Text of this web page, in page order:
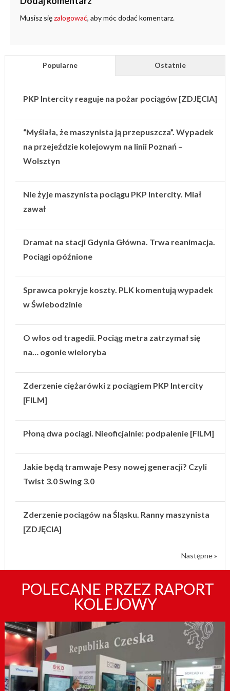
Musisz sięzalogować, aby móc dodać komentarz.
Popularne Ostatnie
PKP Intercity reaguje na pożar pociągów [ZDJĘCIA]
“Myślała, że maszynista ją przepuszcza”. Wypadek
na przejeździe kolejowym na linii Poznań –
Wolsztyn
Nie żyje maszynista pociągu PKP Intercity. Miał
zawał
Dramat na stacji Gdynia Główna. Trwa reanimacja.
Pociągi opóźnione
Sprawca pokryje koszty. PLK komentują wypadek
w Świebodzinie
O włos od tragedii. Pociąg metra zatrzymał się
na… ogonie wieloryba
Zderzenie ciężarówki z pociągiem PKP Intercity
[FILM]
Płoną dwa pociągi. Nieoficjalnie: podpalenie [FILM]
Jakie będą tramwaje Pesy nowej generacji? Czyli
Twist 3.0 Swing 3.0
Zderzenie pociągów na Śląsku. Ranny maszynista
[ZDJĘCIA]
Następne »
POLECANE PRZEZ RAPORT
KOLEJOWY